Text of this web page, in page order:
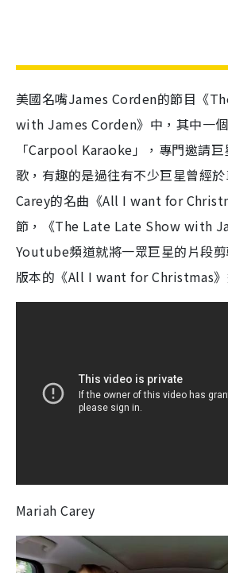
美國名嘴James Corden的節目《
with James Corden》中，其中一
「Carpool Karaoke」，專門邀請
歌，有趣的是過往有不少巨星曾經
Carey的名曲《All I want for
節，《The Late Late Show with
Youtube頻道就將一眾巨星的片段剪
版本的《All I want for Christmas》
Mariah Carey